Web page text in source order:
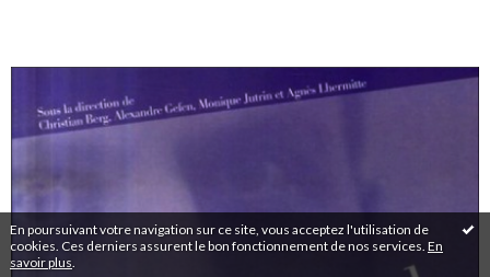
En poursuivant votre navigation sur ce site, vous acceptez l'utilisation de
cookies. Ces derniers assurent le bon fonctionnement de nos services. En
savoir plus